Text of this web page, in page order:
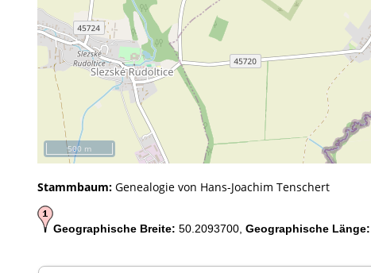
500 m
Stammbaum: Genealogie von Hans-Joachim Tenschert
Geographische Breite: 50.2093700, Geographische Länge: